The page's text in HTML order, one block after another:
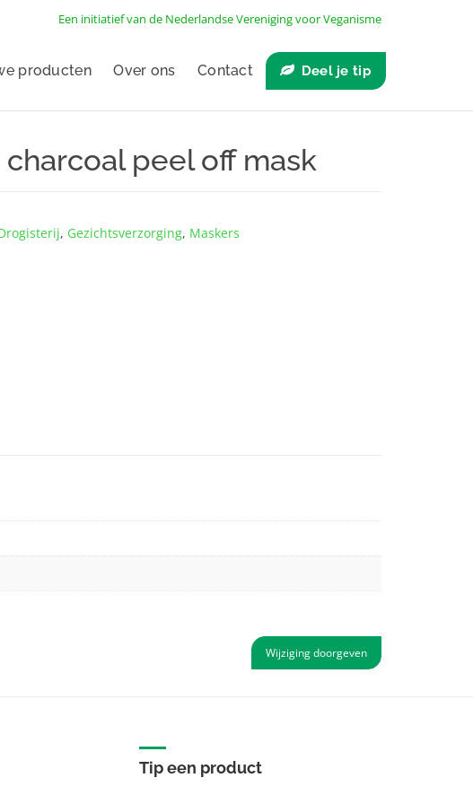
Een initiatief van de Nederlandse Vereniging voor Veganisme
producten Over ons Contact Deel je tip
charcoal peel off mask
, Gezichts­verzorging, Maskers
Wijziging doorgeven
Tip een product